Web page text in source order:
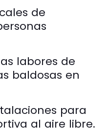
de
labores de
baldosas en
para
al aire libre.